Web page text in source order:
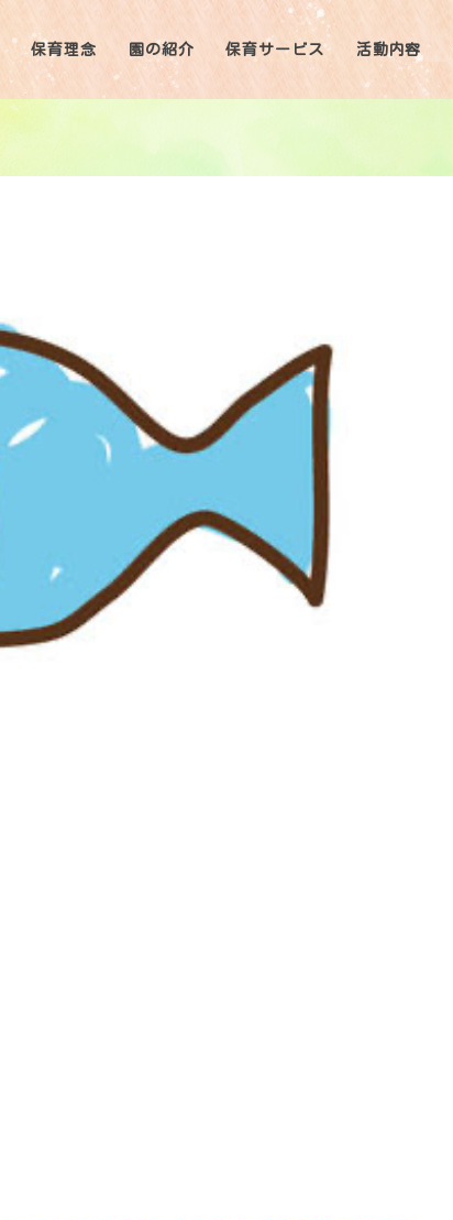
保育理念 園の紹介 保育サービス 活動内容